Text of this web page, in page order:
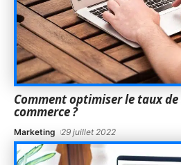
Comment optimiser le taux de
commerce ?
Marketing 29 juillet 2022